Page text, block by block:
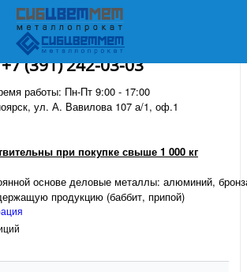
+7 (391) 242-03-03
работы: Пн-Пт 9:00 - 17:00
ул. А. Вавилова 107 а/1, оф.1
при покупке свыше 1 000 кг
основе деловые металлы: алюминий,
продукцию (баббит, припой)